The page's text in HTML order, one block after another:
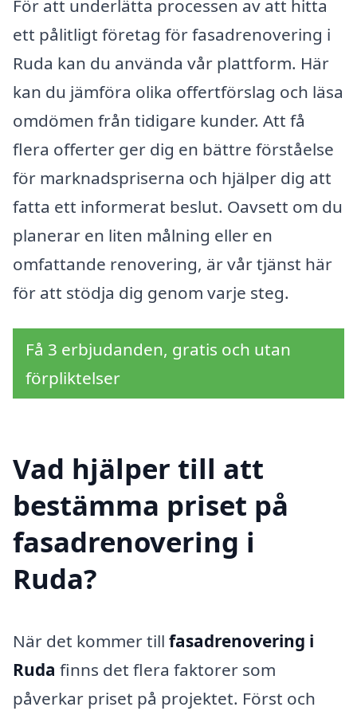
För att underlätta processen av att hitta
ett pålitligt företag för fasadrenovering i
Ruda kan du använda vår plattform. Här
kan du jämföra olika offertförslag och läsa
omdömen från tidigare kunder. Att få
flera offerter ger dig en bättre förståelse
för marknadspriserna och hjälper dig att
fatta ett informerat beslut. Oavsett om du
planerar en liten målning eller en
omfattande renovering, är vår tjänst här
för att stödja dig genom varje steg.
Få 3 erbjudanden, gratis och utan
förpliktelser
Vad hjälper till att
bestämma priset på
fasadrenovering i
Ruda?
När det kommer till fasadrenovering i
Ruda finns det flera faktorer som
påverkar priset på projektet. Först och